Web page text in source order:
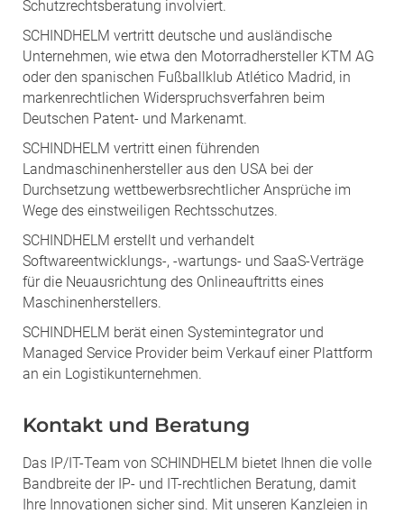
Schutzrechtsberatung involviert.
SCHINDHELM vertritt deutsche und ausländische
Unternehmen, wie etwa den Motorradhersteller KTM AG
oder den spanischen Fußballklub Atlético Madrid, in
markenrechtlichen Widerspruchsverfahren beim
Deutschen Patent- und Markenamt.
SCHINDHELM vertritt einen führenden
Landmaschinenhersteller aus den USA bei der
Durchsetzung wettbewerbsrechtlicher Ansprüche im
Wege des einstweiligen Rechtsschutzes.
SCHINDHELM erstellt und verhandelt
Softwareentwicklungs-, -wartungs- und SaaS-Verträge
für die Neuausrichtung des Onlineauftritts eines
Maschinenherstellers.
SCHINDHELM berät einen Systemintegrator und
Managed Service Provider beim Verkauf einer Plattform
an ein Logistikunternehmen.
Kontakt und Beratung
Das IP/IT-Team von SCHINDHELM bietet Ihnen die volle
Bandbreite der IP- und IT-rechtlichen Beratung, damit
Ihre Innovationen sicher sind. Mit unseren Kanzleien in